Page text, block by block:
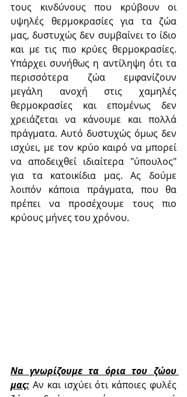
τους κινδύνους που κρύβουν οι
υψηλές θερμοκρασίες για τα ζώα
μας, δυστυχώς δεν συμβαίνει το ίδιο
και με τις πιο κρύες θερμοκρασίες.
Υπάρχει συνήθως η αντίληψη ότι τα
περισσότερα ζώα εμφανίζουν
μεγάλη ανοχή στις χαμηλές
θερμοκρασίες και επομένως δεν
χρειάζεται να κάνουμε και πολλά
πράγματα. Αυτό δυστυχώς όμως δεν
ισχύει, με τον κρύο καιρό να μπορεί
να αποδειχθεί ιδιαίτερα "ύπουλος"
για τα κατοικίδια μας. Ας δούμε
λοιπόν κάποια πράγματα, που θα
πρέπει να προσέχουμε τους πιο
κρύους μήνες του χρόνου.
Να γνωρίζουμε τα όρια του ζώου
μας: Αν και ισχύει ότι κάποιες φυλές